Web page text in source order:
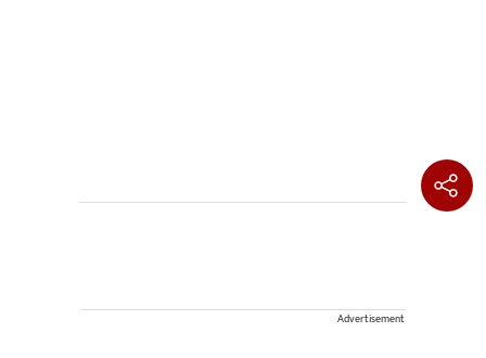
Advertisement